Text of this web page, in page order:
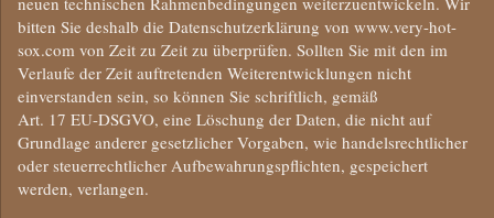
bitten Sie deshalb die Datenschutzerklärung von www.very-hot-
sox.com von Zeit zu Zeit zu überprüfen. Sollten Sie mit den im
Verlaufe der Zeit auftretenden Weiterentwicklungen nicht
einverstanden sein, so können Sie schriftlich, gemäß
Art. 17 EU-DSGVO, eine Löschung der Daten, die nicht auf
Grundlage anderer gesetzlicher Vorgaben, wie handelsrechtlicher
oder steuerrechtlicher Aufbewahrungspflichten, gespeichert
werden, verlangen.